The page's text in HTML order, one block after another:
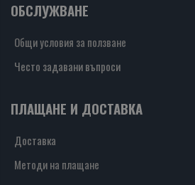
ОБСЛУЖВАНЕ
Общи условия за ползване
Често задавани въпроси
ПЛАЩАНЕ И ДОСТАВКА
Доставка
Методи на плащане